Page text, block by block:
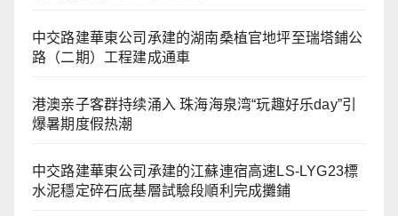
中交路建華東公司承建的湖南桑植官地坪至瑞塔鋪公
路（二期）工程建成通車
港澳亲子客群持续涌入 珠海海泉湾“玩趣好乐day”引
爆暑期度假热潮
中交路建華東公司承建的江蘇連宿高速LS-LYG23標
水泥穩定碎石底基層試驗段順利完成攤鋪